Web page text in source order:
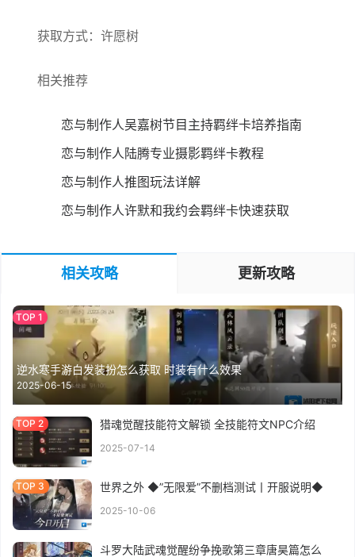
获取方式：许愿树
相关推荐
恋与制作人吴嘉树节目主持羁绊卡培养指南
恋与制作人陆腾专业摄影羁绊卡教程
恋与制作人推图玩法详解
恋与制作人许默和我约会羁绊卡快速获取
相关攻略 更新攻略
逆水寒手游白发装扮怎么获取 时装有什么效果
2025-06-15
猎魂觉醒技能符文解锁 全技能符文NPC介绍
2025-07-14
世界之外 ◆”无限爱”不删档测试丨开服说明◆
2025-10-06
斗罗大陆武魂觉醒纷争挽歌第三章唐昊篇怎么